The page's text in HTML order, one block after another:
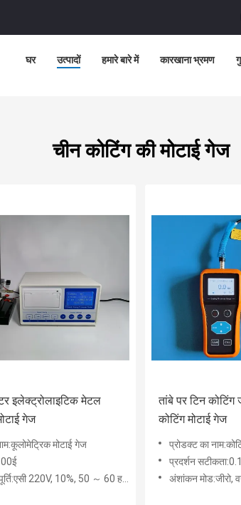
घर उत्पादों हमारे बारे में कारखाना भ्रमण
चीन कोटिंग की मोटाई गेज
इलेक्ट्रोलाइटिक मेटल
गेज
मोटाई गेज
220V, 10%, 50 ～ 60 हर्ट्ज
तांबे पर टिन कोटिंग
कोटिंग मोटाई गेज
प्रोडक्ट का
प्रदर्शन
अंशांकन मोड:जीरो, वन-